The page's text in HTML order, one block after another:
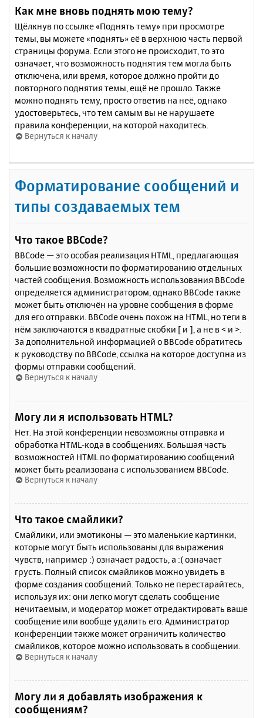
Как мне вновь поднять мою тему?
Щёлкнув по ссылке «Поднять тему» при просмотре
темы, вы можете «поднять» её в верхнюю часть первой
страницы форума. Если этого не происходит, то это
означает, что возможность поднятия тем могла быть
отключена, или время, которое должно пройти до
повторного поднятия темы, ещё не прошло. Также
можно поднять тему, просто ответив на неё, однако
удостоверьтесь, что тем самым вы не нарушаете
правила конференции, на которой находитесь.
Вернуться к началу
Форматирование сообщений и
типы создаваемых тем
Что такое BBCode?
BBCode — это особая реализация HTML, предлагающая
большие возможности по форматированию отдельных
частей сообщения. Возможность использования BBCode
определяется администратором, однако BBCode также
может быть отключён на уровне сообщения в форме
для его отправки. BBCode очень похож на HTML, но теги в
нём заключаются в квадратные скобки [ и ], а не в < и >.
За дополнительной информацией о BBCode обратитесь
к руководству по BBCode, ссылка на которое доступна из
формы отправки сообщений.
Вернуться к началу
Могу ли я использовать HTML?
Нет. На этой конференции невозможны отправка и
обработка HTML-кода в сообщениях. Большая часть
возможностей HTML по форматированию сообщений
может быть реализована с использованием BBCode.
Вернуться к началу
Что такое смайлики?
Смайлики, или эмотиконы — это маленькие картинки,
которые могут быть использованы для выражения
чувств, например :) означает радость, а :( означает
грусть. Полный список смайликов можно увидеть в
форме создания сообщений. Только не перестарайтесь,
используя их: они легко могут сделать сообщение
нечитаемым, и модератор может отредактировать ваше
сообщение или вообще удалить его. Администратор
конференции также может ограничить количество
смайликов, которое можно использовать в сообщении.
Вернуться к началу
Могу ли я добавлять изображения к
сообщениям?